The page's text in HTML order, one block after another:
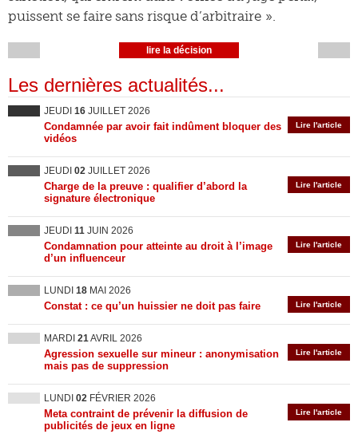
puissent se faire sans risque d’arbitraire ».
lire la décision
Les dernières actualités...
JEUDI 16 JUILLET 2026
Lire l'article
Condamnée par avoir fait indûment bloquer des
vidéos
JEUDI 02 JUILLET 2026
Lire l'article
Charge de la preuve : qualifier d’abord la
signature électronique
JEUDI 11 JUIN 2026
Lire l'article
Condamnation pour atteinte au droit à l’image
d’un influenceur
LUNDI 18 MAI 2026
Lire l'article
Constat : ce qu’un huissier ne doit pas faire
MARDI 21AVRIL 2026
Lire l'article
Agression sexuelle sur mineur : anonymisation
mais pas de suppression
LUNDI 02 FÉVRIER 2026
Lire l'article
Meta contraint de prévenir la diffusion de
publicités de jeux en ligne